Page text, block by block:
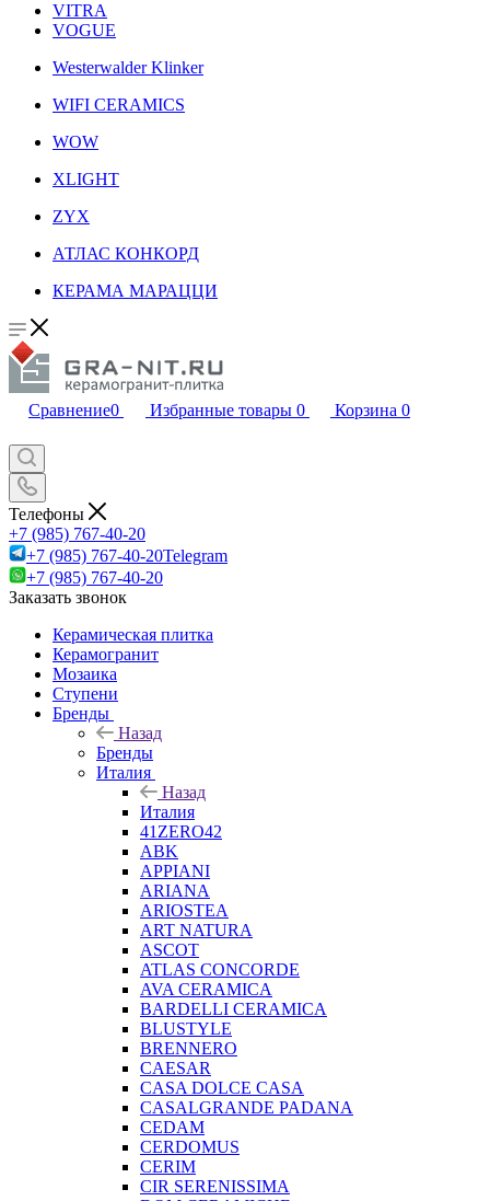
VITRA
VOGUE
Westerwalder Klinker
WIFI CERAMICS
WOW
XLIGHT
ZYX
АТЛАС КОНКОРД
КЕРАМА МАРАЦЦИ
Сравнение0 Избранные товары 0 Корзина 0
Телефоны
+7 (985) 767-40-20
+7 (985) 767-40-20Telegram
+7 (985) 767-40-20
Заказать звонок
Керамическая плитка
Керамогранит
Мозаика
Ступени
Бренды
Назад
Бренды
Италия
Назад
Италия
41ZERO42
ABK
APPIANI
ARIANA
ARIOSTEA
ART NATURA
ASCOT
ATLAS CONCORDE
AVA CERAMICA
BARDELLI CERAMICA
BLUSTYLE
BRENNERO
CAESAR
CASA DOLCE CASA
CASALGRANDE PADANA
CEDAM
CERDOMUS
CERIM
CIR SERENISSIMA